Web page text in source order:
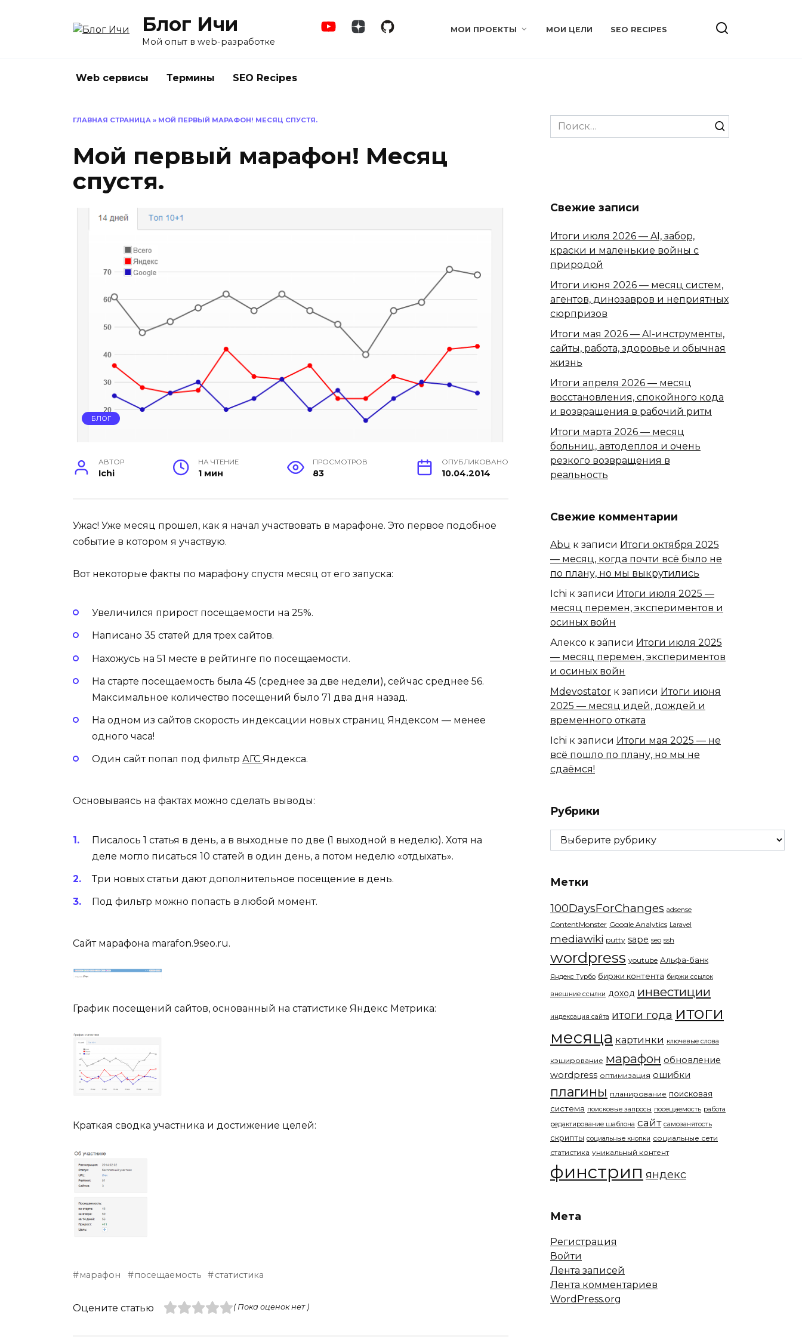
Блог Ичи
Мой опыт в web-разработке
МОИ ПРОЕКТЫ МОИ ЦЕЛИ SEO RECIPES
Web сервисы Термины SEO Recipes
ГЛАВНАЯ СТРАНИЦА » МОЙ ПЕРВЫЙ МАРАФОН! МЕСЯЦ СПУСТЯ.
Мой первый марафон! Месяц
спустя.
БЛОГ
АВТОР
Ichi
НА ЧТЕНИЕ
1 мин
ПРОСМОТРОВ
83
ОПУБЛИКОВАНО
10.04.2014
Ужас! Уже месяц прошел, как я начал участвовать в марафоне. Это первое подобное
событие в котором я участвую.
Вот некоторые факты по марафону спустя месяц от его запуска:
Увеличился прирост посещаемости на 25%.
Написано 35 статей для трех сайтов.
Нахожусь на 51 месте в рейтинге по посещаемости.
На старте посещаемость была 45 (среднее за две недели), сейчас среднее 56.
Максимальное количество посещений было 71 два дня назад.
На одном из сайтов скорость индексации новых страниц Яндексом — менее
одного часа!
Один сайт попал под фильтр АГС Яндекса.
Основываясь на фактах можно сделать выводы:
Писалось 1 статья в день, а в выходные по две (1 выходной в неделю). Хотя на
деле могло писаться 10 статей в один день, а потом неделю «отдыхать».
Три новых статьи дают дополнительное посещение в день.
Под фильтр можно попасть в любой момент.
Сайт марафона marafon.9seo.ru.
График посещений сайтов, основанный на статистике Яндекс Метрика:
Краткая сводка участника и достижение целей:
марафон посещаемость статистика
Оцените статью ( Пока оценок нет )
Search
for:
Свежие записи
Итоги июля 2026 — AI, забор,
краски и маленькие войны с
природой
Итоги июня 2026 — месяц систем,
агентов, динозавров и неприятных
сюрпризов
Итоги мая 2026 — AI-инструменты,
сайты, работа, здоровье и обычная
жизнь
Итоги апреля 2026 — месяц
восстановления, спокойного кода
и возвращения в рабочий ритм
Итоги марта 2026 — месяц
больниц, автодеплоя и очень
резкого возвращения в
реальность
Свежие комментарии
Abu к записи Итоги октября 2025
— месяц, когда почти всё было не
по плану, но мы выкрутились
Ichi к записи Итоги июля 2025 —
месяц перемен, экспериментов и
осиных войн
Алексо к записи Итоги июля 2025
— месяц перемен, экспериментов
и осиных войн
Mdevostator к записи Итоги июня
2025 — месяц идей, дождей и
временного отката
Ichi к записи Итоги мая 2025 — не
всё пошло по плану, но мы не
сдаёмся!
Рубрики
Рубрики
Метки
100DaysForChanges adsense
ContentMonster Google Analytics Laravel
mediawiki putty sape seo ssh
wordpress youtube Альфа-банк
Яндекс Турбо биржи контента биржи ссылок
внешние ссылки доход инвестиции
индексация сайта итоги года итоги
месяца картинки ключевые слова
кэширование марафон обновление
wordpress оптимизация ошибки
плагины планирование поисковая
система поисковые запросы посещаемость работа
редактирование шаблона сайт самозанятость
скрипты социальные кнопки социальные сети
статистика уникальный контент
финстрип яндекс
Мета
Регистрация
Войти
Лента записей
Лента комментариев
WordPress.org